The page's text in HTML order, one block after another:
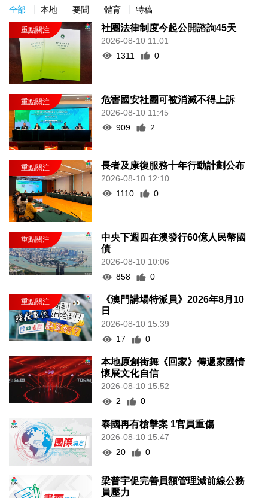
全部 本地 要聞 體育 特稿
社團法律制度今起公開諮詢45天
2026-08-10 11:01
1311
0
危害國安社團可被消滅不得上訴
2026-08-10 11:45
909
2
長者及康復服務十年行動計劃公布
2026-08-10 12:10
1110
0
中央下週四在澳發行60億人民幣國
債
2026-08-10 10:06
858
0
《澳門講場特派員》2026年8月10
日
2026-08-10 15:39
17
0
本地原創街舞《回家》傳遞家國情
懷展文化自信
2026-08-10 15:52
2
0
泰國再有槍擊案 1官員重傷
2026-08-10 15:47
20
0
梁普宇促完善員額管理減前線公務
員壓力